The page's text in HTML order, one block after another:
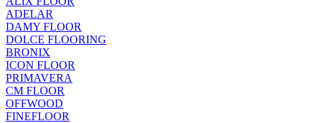
ADELAR
DAMY FLOOR
DOLCE FLOORING
BRONIX
ICON FLOOR
PRIMAVERA
CM FLOOR
OFFWOOD
FINEFLOOR